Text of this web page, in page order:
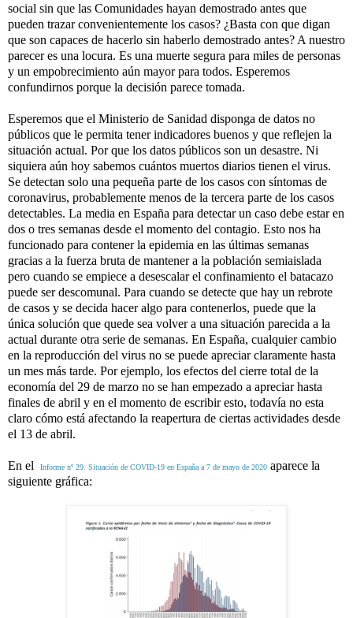
social sin que las Comunidades hayan demostrado antes que
pueden trazar convenientemente los casos? ¿Basta con que digan
que son capaces de hacerlo sin haberlo demostrado antes? A nuestro
parecer es una locura. Es una muerte segura para miles de personas
y un empobrecimiento aún mayor para todos. Esperemos
confundirnos porque la decisión parece tomada.
Esperemos que el Ministerio de Sanidad disponga de datos no
públicos que le permita tener indicadores buenos y que reflejen la
situación actual. Por que los datos públicos son un desastre. Ni
siquiera aún hoy sabemos cuántos muertos diarios tienen el virus.
Se detectan solo una pequeña parte de los casos con síntomas de
coronavirus, probablemente menos de la tercera parte de los casos
detectables. La media en España para detectar un caso debe estar en
dos o tres semanas desde el momento del contagio. Esto nos ha
funcionado para contener la epidemia en las últimas semanas
gracias a la fuerza bruta de mantener a la población semiaislada
pero cuando se empiece a desescalar el confinamiento el batacazo
puede ser descomunal. Para cuando se detecte que hay un rebrote
de casos y se decida hacer algo para contenerlos, puede que la
única solución que quede sea volver a una situación parecida a la
actual durante otra serie de semanas. En España, cualquier cambio
en la reproducción del virus no se puede apreciar claramente hasta
un mes más tarde. Por ejemplo, los efectos del cierre total de la
economía del 29 de marzo no se han empezado a apreciar hasta
finales de abril y en el momento de escribir esto, todavía no esta
claro cómo está afectando la reapertura de ciertas actividades desde
el 13 de abril.
En el Informe nº 29. Situación de COVID-19 en España a 7 de mayo de 2020 aparece la
siguiente gráfica: